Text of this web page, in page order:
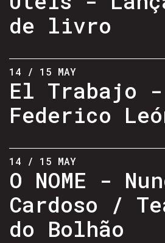
de livro
14 / 15 MAY
El Trabajo -
Federico
14 / 15 MAY
O NOME -
Cardoso /
do Bolhão